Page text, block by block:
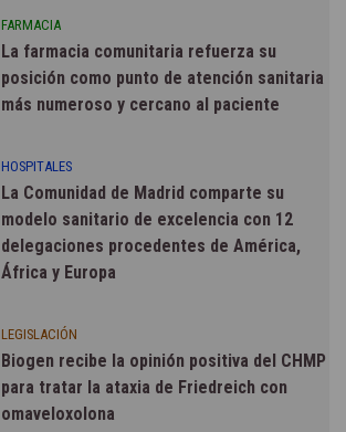
FARMACIA
La farmacia comunitaria refuerza su
posición como punto de atención sanitaria
más numeroso y cercano al paciente
HOSPITALES
La Comunidad de Madrid comparte su
modelo sanitario de excelencia con 12
delegaciones procedentes de América,
África y Europa
LEGISLACIÓN
Biogen recibe la opinión positiva del CHMP
para tratar la ataxia de Friedreich con
omaveloxolona